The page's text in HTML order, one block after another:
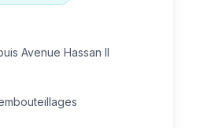
Avenue Hassan II